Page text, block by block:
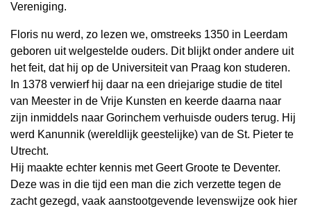
Vereniging.
Floris nu werd, zo lezen we, omstreeks 1350 in Leerdam
geboren uit welgestelde ouders. Dit blijkt onder andere uit
het feit, dat hij op de Universiteit van Praag kon studeren.
In 1378 verwierf hij daar na een driejarige studie de titel
van Meester in de Vrije Kunsten en keerde daarna naar
zijn inmiddels naar Gorinchem verhuisde ouders terug. Hij
werd Kanunnik (wereldlijk geestelijke) van de St. Pieter te
Utrecht.
Hij maakte echter kennis met Geert Groote te Deventer.
Deze was in die tijd een man die zich verzette tegen de
zacht gezegd, vaak aanstootgevende levenswijze ook hier